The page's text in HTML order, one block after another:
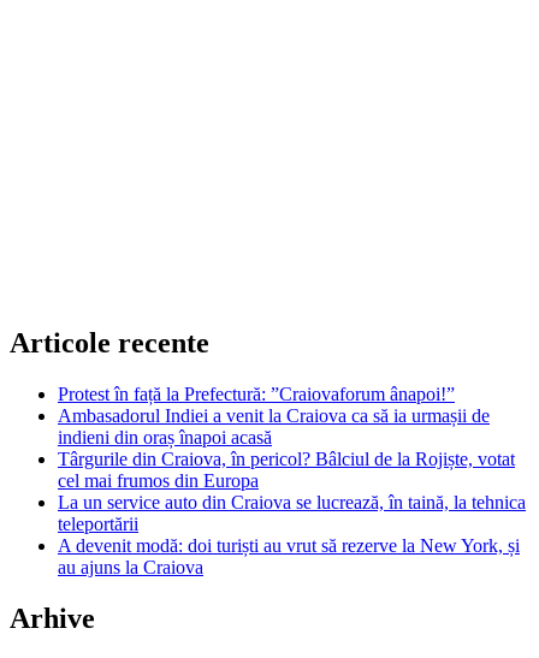
Articole recente
Protest în față la Prefectură: ”Craiovaforum ânapoi!”
Ambasadorul Indiei a venit la Craiova ca să ia urmașii de
indieni din oraș înapoi acasă
Târgurile din Craiova, în pericol? Bâlciul de la Rojiște, votat
cel mai frumos din Europa
La un service auto din Craiova se lucrează, în taină, la tehnica
teleportării
A devenit modă: doi turiști au vrut să rezerve la New York, și
au ajuns la Craiova
Arhive